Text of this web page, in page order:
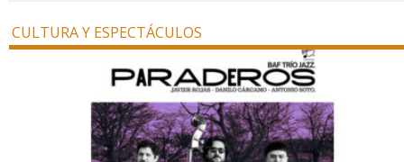
CULTURA Y ESPECTÁCULOS